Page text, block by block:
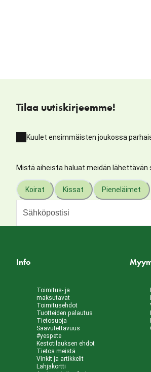
Tilaa uutiskirjeemme!
Kuulet ensimmäisten joukossa
Mistä aiheista haluat meidän lähettävän
Koirat Kissat Pieneläimet
Info
Toimitus- ja
maksutavat
Toimitusehdot
Tuotteiden palautus
Tietosuoja
Saavutettavuus
#yespete
Kestotilauksen ehdot
Tietoa meistä
Vinkit ja artikkelit
Lahjakortti